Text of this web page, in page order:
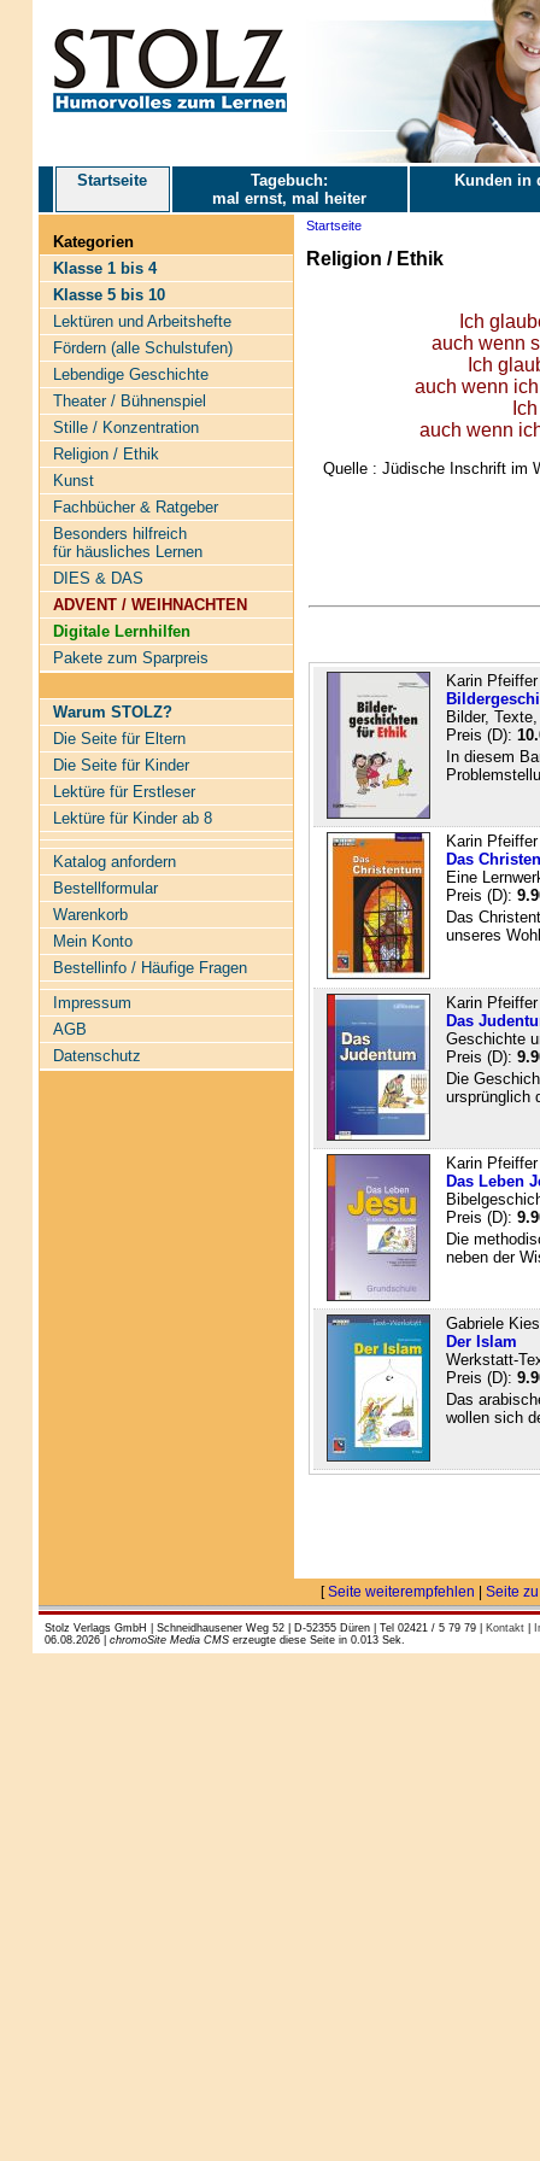
Startseite
Tagebuch:
mal ernst, mal heiter
Kunden in
Kategorien
Klasse 1 bis 4
Klasse 5 bis 10
Lektüren und Arbeitshefte
Fördern (alle Schulstufen)
Lebendige Geschichte
Theater / Bühnenspiel
Stille / Konzentration
Religion / Ethik
Kunst
Fachbücher & Ratgeber
Besonders hilfreich
für häusliches Lernen
DIES & DAS
ADVENT / WEIHNACHTEN
Digitale Lernhilfen
Pakete zum Sparpreis
Warum STOLZ?
Die Seite für Eltern
Die Seite für Kinder
Lektüre für Erstleser
Lektüre für Kinder ab 8
Katalog anfordern
Bestellformular
Warenkorb
Mein Konto
Bestellinfo / Häufige Fragen
Impressum
AGB
Datenschutz
Startseite
Religion / Ethik
Ich
auch wenn
Ich
auch wenn
auch wenn
Quelle : Jüdische Inschrift im
Karin
Bilder,
Preis (D):
In diesem
Karin
Das
Eine
Preis (D):
Das
unseres
Karin
Das
Geschichte
Preis (D):
Die
ursprünglich
Karin Pfeiffer
Das Leben
Preis (D):
Die
neben der
Gabriele
Der Islam
Werkstatt-
Preis (D):
Das
wollen sich
[Seite weiterempfehlen Seite
Stolz Verlags GmbH | Schneidhausener Weg 52 | D-52355 Düren | Tel 02421 / 5 79 79 | Kontakt|
06.08.2026 | chromoSite Media CMSerzeugte diese Seite in 0.013 Sek.